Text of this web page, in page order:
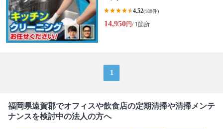
4.52(188件)
14,950円/ 1箇所
1
福岡県遠賀郡でオフィスや飲食店の定期清掃や清掃メンテ
ナンスを検討中の法人の方へ